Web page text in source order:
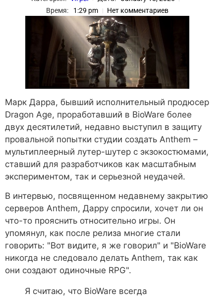
Время:
1:29 pm Нет комментариев
Марк Дарра, бывший исполнительный продюсер
Dragon Age, проработавший в BioWare более
двух десятилетий, недавно выступил в защиту
провальной попытки студии создать Anthem –
мультиплеерный лутер-шутер с экзокостюмами,
ставший для разработчиков как масштабным
экспериментом, так и серьезной неудачей.
В интервью, посвященном недавнему закрытию
серверов Anthem, Дарру спросили, хочет ли он
что-то прояснить относительно игры. Он
упомянул, как после релиза многие стали
говорить: "Вот видите, я же говорил" и "BioWare
никогда не следовало делать Anthem, так как
они создают одиночные RPG".
Я считаю, что BioWare всегда